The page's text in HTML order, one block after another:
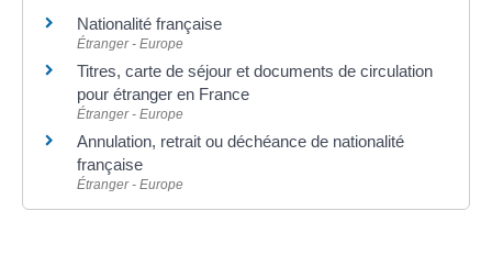
Nationalité française
Étranger - Europe
Titres, carte de séjour et documents de circulation
pour étranger en France
Étranger - Europe
Annulation, retrait ou déchéance de nationalité
française
Étranger - Europe